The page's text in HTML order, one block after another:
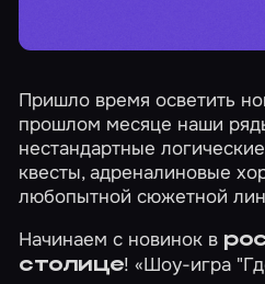
Пришло время осветить
прошлом месяце наши
нестандартные
квесты, адреналиновые
любопытной сюжетной
Начинаем с новинок в
столице! «Шоу-игра